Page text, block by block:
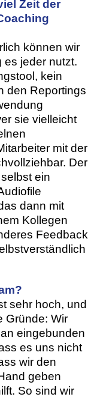
Zeit der
können wir
es jeder nutzt.
kein
den Reportings
sie vielleicht
mit der
Der
ein
dann mit
Kollegen
Feedback
sehr hoch, und
Gründe: Wir
eingebunden
es uns nicht
wir den
geben
So sind wir